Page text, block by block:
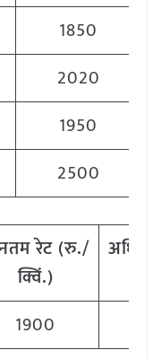
1850
2020
1950
2500
रेट (रु./
क्विं.)
1900